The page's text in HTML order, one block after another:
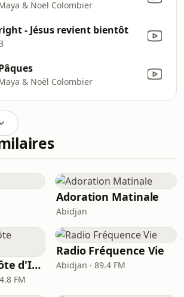
& Noël Colombier
- Jésus revient bientôt
& Noël Colombier
Adoration Matinale
Abidjan
Radio Maria Côte d'Ivoire
FM
Radio Fréquence Vie
Abidjan · 89.4 FM